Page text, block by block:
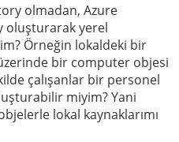
olmadan, Azure
oluşturarak yerel
Örneğin lokaldeki bir
bir computer objesi
çalışanlar bir personel
miyim? Yani
lokal kaynaklarımı